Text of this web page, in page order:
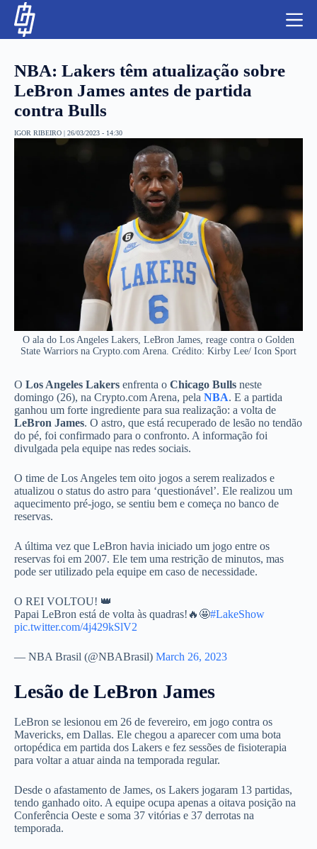
LUTAS E MMA
NFL
MLS
APOSTAS LEGAL
NBA: Lakers têm atualização sobre
LeBron James antes de partida
contra Bulls
IGOR RIBEIRO | 26/03/2023 - 14:30
O ala do Los Angeles Lakers, LeBron James, reage contra o Golden
State Warriors na Crypto.com Arena. Crédito: Kirby Lee/ Icon Sport
O Los Angeles Lakers enfrenta o Chicago Bulls neste
domingo (26), na Crypto.com Arena, pela NBA. E a partida
ganhou um forte ingrediente para sua realização: a volta de
LeBron James. O astro, que está recuperado de lesão no tendão
do pé, foi confirmado para o confronto. A informação foi
divulgada pela equipe nas redes sociais.
O time de Los Angeles tem oito jogos a serem realizados e
atualizou o status do astro para ‘questionável’. Ele realizou um
aquecimento pré-jogo, se sentiu bem e começa no banco de
reservas.
A última vez que LeBron havia iniciado um jogo entre os
reservas foi em 2007. Ele tem uma restrição de minutos, mas
pode ser utilizado pela equipe em caso de necessidade.
O REI VOLTOU! 👑
Papai LeBron está de volta às quadras!🔥🤩#LakeShow
pic.twitter.com/4j429kSlV2
— NBA Brasil (@NBABrasil) March 26, 2023
Lesão de LeBron James
LeBron se lesionou em 26 de fevereiro, em jogo contra os
Mavericks, em Dallas. Ele chegou a aparecer com uma bota
ortopédica em partida dos Lakers e fez sessões de fisioterapia
para voltar a atuar ainda na temporada regular.
Desde o afastamento de James, os Lakers jogaram 13 partidas,
tendo ganhado oito. A equipe ocupa apenas a oitava posição na
Conferência Oeste e soma 37 vitórias e 37 derrotas na
temporada.